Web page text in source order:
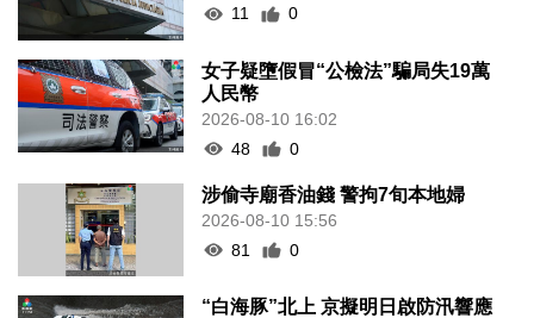
11
0
女子疑墮假冒“公檢法”騙局失19萬
人民幣
2026-08-10 16:02
48
0
涉偷寺廟香油錢 警拘7旬本地婦
2026-08-10 15:56
81
0
“白海豚”北上 京擬明日啟防汛響應